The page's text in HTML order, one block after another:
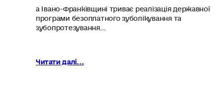
а Івано-Франківщині триває реалізація державної
програми безоплатного зуболікування та
зубопротезування…
Читати далі...